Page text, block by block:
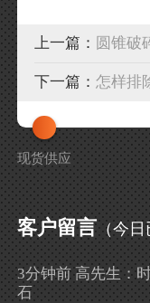
上一篇： 圆锥破
下一篇：怎样排
现货供应
客户留言 （今
3分钟前 高先生：
石